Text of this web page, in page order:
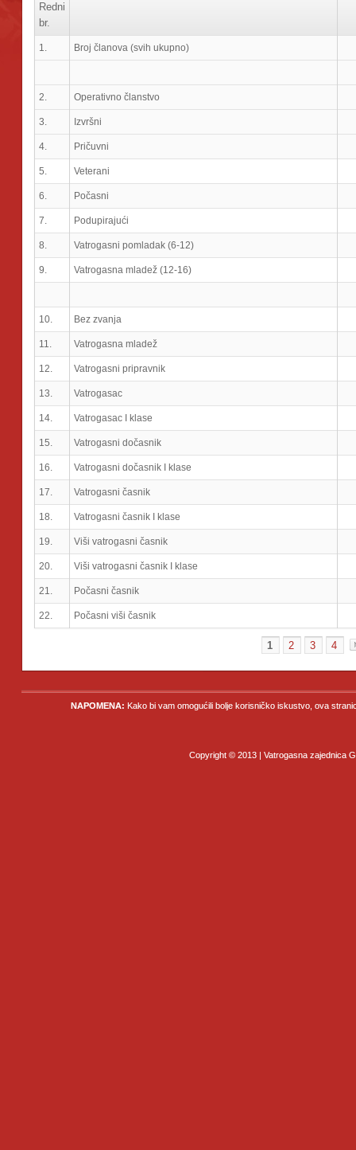
Redni
br.
1. Broj članova (svih ukupno)
2. Operativno članstvo
3. Izvršni
4. Pričuvni
5. Veterani
6. Počasni
7. Podupirajući
8. Vatrogasni pomladak (6-12)
9. Vatrogasna mladež (12-16)
10. Bez zvanja
11. Vatrogasna mladež
12. Vatrogasni pripravnik
13. Vatrogasac
14. Vatrogasac I klase
15. Vatrogasni dočasnik
16. Vatrogasni dočasnik I klase
17. Vatrogasni časnik
18. Vatrogasni časnik I klase
19. Viši vatrogasni časnik
20. Viši vatrogasni časnik I klase
21. Počasni časnik
22. Počasni viši časnik
1 2 3 4
NAPOMENA: Kako bi vam omogućili bolje korisničko iskustvo, ova
Copyright © 2013 | Vatrogasna zajednica